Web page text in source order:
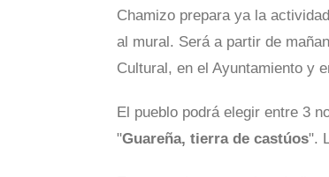
Chamizo prepara ya la
al mural. Será a partir de
Cultural, en el Ayuntamiento y
El pueblo podrá elegir entre 3
"Guareña, tierra de castúos".